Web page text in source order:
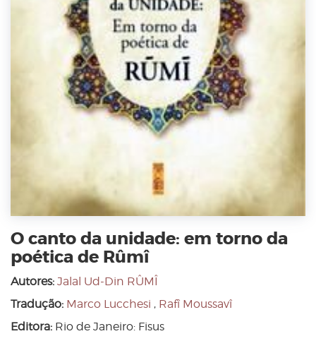
O canto da unidade: em torno da
poética de Rûmî
Autores: Jalal Ud-Din RÛMÎ
Tradução: Marco Lucchesi , Rafî Moussavî
Editora: Rio de Janeiro: Fisus